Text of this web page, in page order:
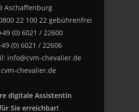
Aschaffenburg
22 100 22 gebührenfrei
(0) 6021 / 22600
(0) 6021 / 22606
info@cvm-chevalier.de
chevalier.de
digitale Assistentin
Sie erreichbar!